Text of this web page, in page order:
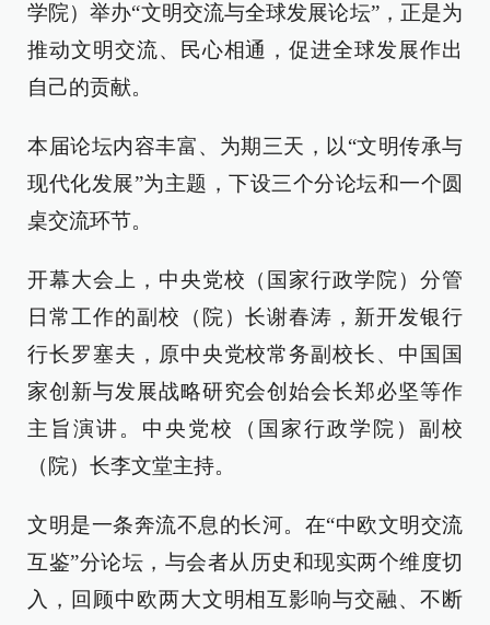
学院）举办“文明交流与全球发展论坛”，正是为
推动文明交流、民心相通，促进全球发展作出
自己的贡献。
本届论坛内容丰富、为期三天，以“文明传承与
现代化发展”为主题，下设三个分论坛和一个圆
桌交流环节。
开幕大会上，中央党校（国家行政学院）分管
日常工作的副校（院）长谢春涛，新开发银行
行长罗塞夫，原中央党校常务副校长、中国国
家创新与发展战略研究会创始会长郑必坚等作
主旨演讲。中央党校（国家行政学院）副校
（院）长李文堂主持。
文明是一条奔流不息的长河。在“中欧文明交流
互鉴”分论坛，与会者从历史和现实两个维度切
入，回顾中欧两大文明相互影响与交融、不断